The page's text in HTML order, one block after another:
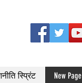
स्प्रिंट New Page